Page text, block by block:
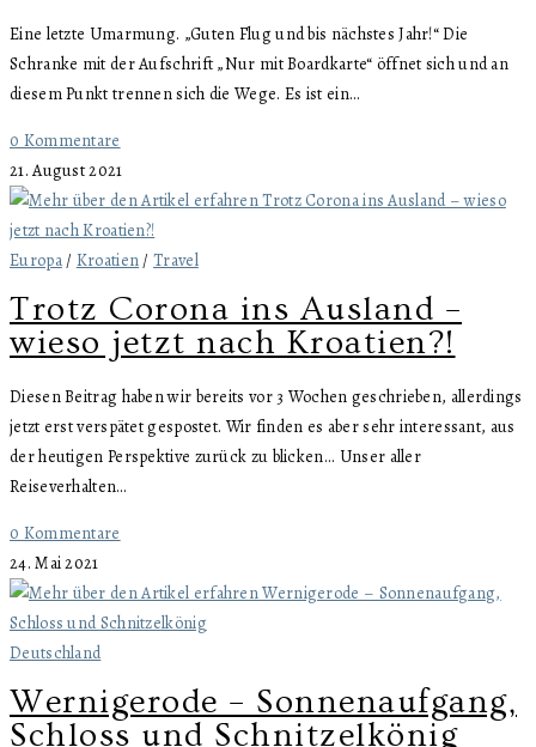
Eine letzte Umarmung. „Guten Flug und bis nächstes Jahr!“ Die
Schranke mit der Aufschrift „Nur mit Boardkarte“ öffnet sich und an
diesem Punkt trennen sich die Wege. Es ist ein…
0 Kommentare
21. August 2021
Europa/ Kroatien/Travel
Trotz Corona ins Ausland –
wieso jetzt nach Kroatien?!
Diesen Beitrag haben wir bereits vor 3 Wochen geschrieben, allerdings
jetzt erst verspätet gespostet. Wir finden es aber sehr interessant, aus
der heutigen Perspektive zurück zu blicken... Unser aller
Reiseverhalten…
0 Kommentare
24. Mai 2021
Deutschland
Wernigerode – Sonnenaufgang,
Schloss und Schnitzelkönig